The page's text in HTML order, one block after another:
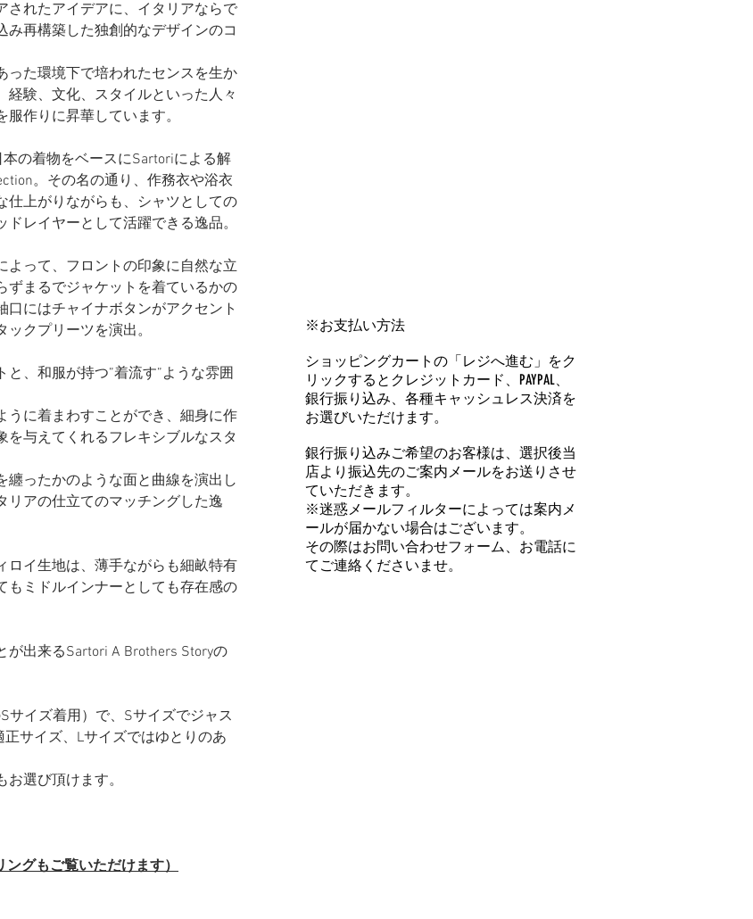
されたアイデアに、イタリアならで
再構築した独創的なデザインのコ
った環境下で培われたセンスを生か
経験、文化、スタイルといった人々
作りに昇華しています。
の着物をベースにSartoriによる解
。その名の通り、作務衣や浴衣
仕上がりながらも、シャツとしての
レイヤーとして活躍できる逸品。
よって、フロントの印象に自然な立
ずまるでジャケットを着ているかの
にはチャイナボタンがアクセント
クプリーツを演出。
、和服が持つ”着流す”ような雰囲
うに着まわすことができ、細身に作
を与えてくれるフレキシブルなスタ
ったかのような面と曲線を演出し
リアの仕立てのマッチングした逸
ロイ生地は、薄手ながらも細畝特有
もミドルインナーとしても存在感の
出来るSartori A Brothers Storyの
サイズ着用）で、Sサイズでジャス
サイズ、Lサイズではゆとりのあ
選び頂けます。
ングもご覧いただけます）
※お支払い方法
ショッピングカートの「レジへ進む」をク
リックするとクレジットカード、PAYPAL、
銀行振り込み、各種キャッシュレス決済を
お選びいただけます。
銀行振り込みご希望のお客様は、選択後当
店より振込先のご案内メールをお送りさせ
ていただきます。
※迷惑メールフィルターによっては案内メ
ールが届かない場合はございます。
その際はお問い合わせフォーム、お電話に
てご連絡くださいませ。